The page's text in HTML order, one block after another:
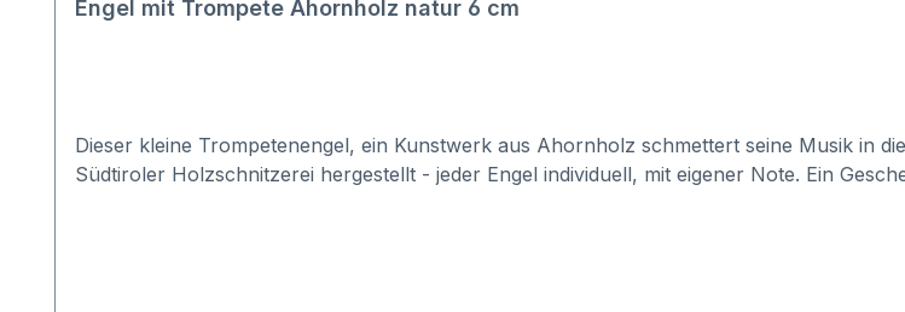
Engel mit Trompete Ahornholz natur 6 cm
Dieser kleine Trompetenengel, ein Kunstwerk aus Ahornholz schmettert seine Musik in
Südtiroler Holzschnitzerei hergestellt - jeder Engel individuell, mit eigener Note. Ein